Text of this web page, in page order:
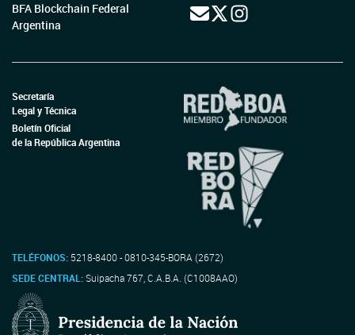
BFA Blockchain Federal
Argentina
Secretaría
Legal y Técnica
Boletín Oficial
de la República Argentina
TELÉFONOS: 5218-8400 - 0810-345-BORA (2672)
SEDE CENTRAL:Suipacha 767, C.A.B.A. (C1008AAO)